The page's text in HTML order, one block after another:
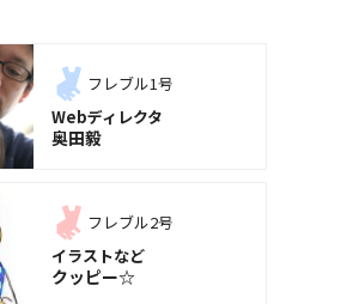
フレブル1号
Webディレクタ
奥田毅
フレブル2号
イラストなど
クッピー☆